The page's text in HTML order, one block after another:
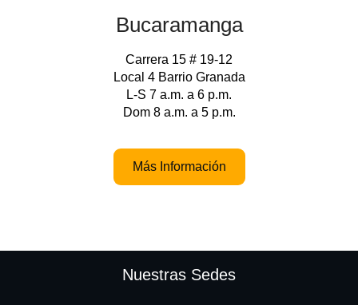
Bucaramanga
Carrera 15 # 19-12
Local 4 Barrio Granada
L-S 7 a.m. a 6 p.m.
Dom 8 a.m. a 5 p.m.
Más Información
Nuestras Sedes